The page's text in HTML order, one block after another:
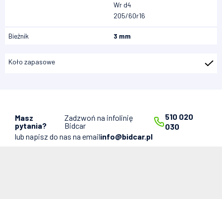
Wr d4
205/60r16
Bieżnik 3 mm
Koło zapasowe
Masz
pytania?
Zadzwoń na infolinię
Bidcar
510 020
030
lub napisz do nas na emailinfo@bidcar.pl